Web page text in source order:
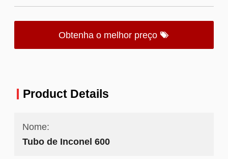
Obtenha o melhor preço
Product Details
Nome:
Tubo de Inconel 600